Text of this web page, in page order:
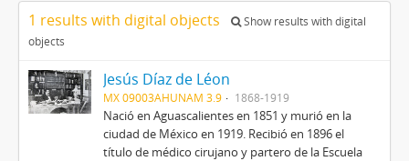
1 results with digital objects
Show results with digital
objects
Jesús Díaz de Léon
MX 09003AHUNAM 3.9 1868-1919
Nació en Aguascalientes en 1851 y murió en la
ciudad de México en 1919. Recibió en 1896 el
título de médico cirujano y partero de la Escuela